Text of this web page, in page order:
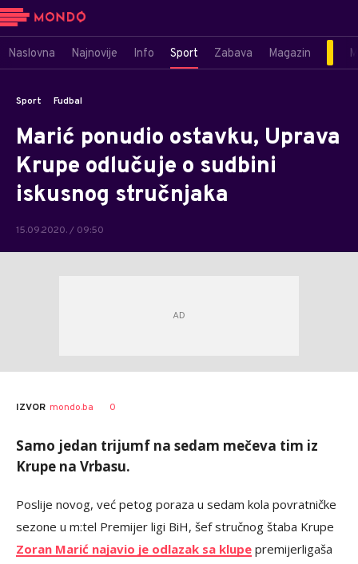
Naslovna Najnovije Info Sport Zabava Magazin
Sport Fudbal
Marić ponudio ostavku, Uprava
Krupe odlučuje o sudbini
iskusnog stručnjaka
15.09.2020. / 09:50
IZVOR mondo.ba 0
Samo jedan trijumf na sedam mečeva tim iz
Krupe na Vrbasu.
Poslije novog, već petog poraza u sedam kola povratničke
sezone u m:tel Premijer ligi BiH, šef stručnog štaba Krupe
Zoran Marić najavio je odlazak sa klupe premijerligaša